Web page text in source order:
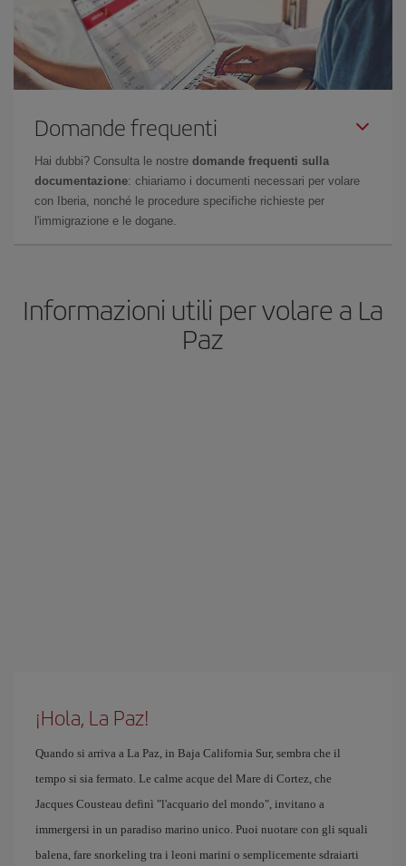
Domande frequenti
Hai dubbi? Consulta le nostre domande frequenti sulla
documentazione: chiariamo i documenti necessari per volare
con Iberia, nonché le procedure specifiche richieste per
l'immigrazione e le dogane.
Informazioni utili per volare a La
Paz
¡Hola, La Paz!
Quando si arriva a La Paz, in Baja California Sur, sembra che il
tempo si sia fermato. Le calme acque del Mare di Cortez, che
Jacques Cousteau definì "l'acquario del mondo", invitano a
immergersi in un paradiso marino unico. Puoi nuotare con gli squali
balena, fare snorkeling tra i leoni marini o semplicemente sdraiarti